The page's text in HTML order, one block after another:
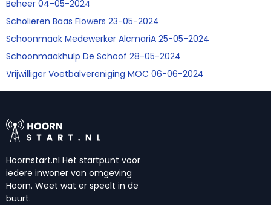
Beheer 04-05-2024
Scholieren Baas Flowers 23-05-2024
Schoonmaak Medewerker AlcmariA 25-05-2024
Schoonmaakhulp De Schoof 28-05-2024
Vrijwilliger Voetbalvereniging MOC 06-06-2024
Hoornstart.nl Het startpunt voor
iedere inwoner van omgeving
Hoorn. Weet wat er speelt in de
buurt.